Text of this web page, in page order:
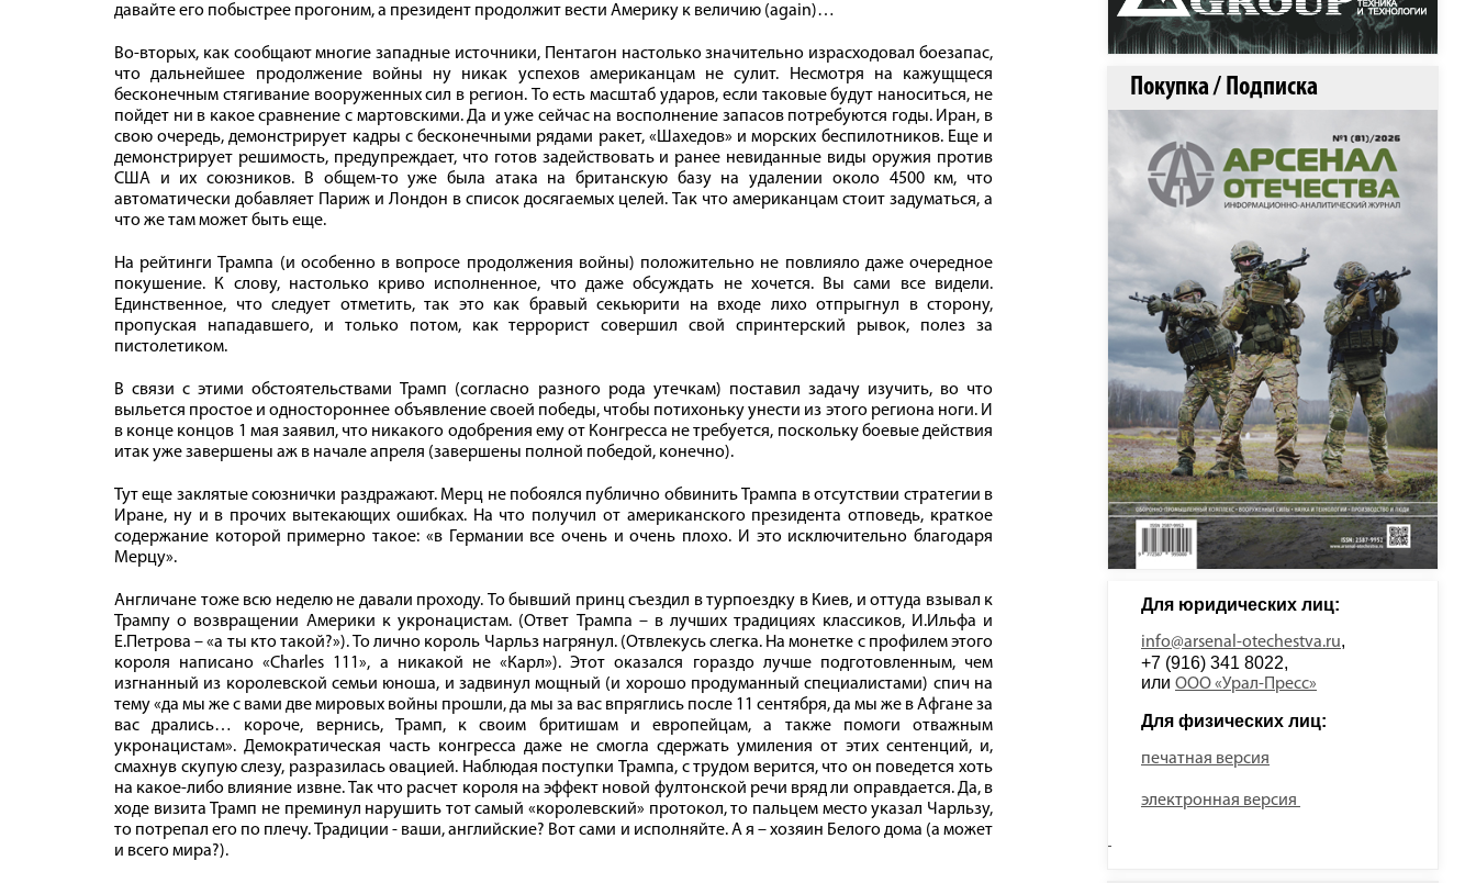
давайте его побыстрее прогоним, а президент продолжит вести Америку к величию (again)…
Во-вторых, как сообщают многие западные источники, Пентагон настолько значительно израсходовал боезапас,
что дальнейшее продолжение войны ну никак успехов американцам не сулит. Несмотря на кажущщеся
бесконечным стягивание вооруженных сил в регион. То есть масштаб ударов, если таковые будут наноситься, не
пойдет ни в какое сравнение с мартовскими. Да и уже сейчас на восполнение запасов потребуются годы. Иран, в
свою очередь, демонстрирует кадры с бесконечными рядами ракет, «Шахедов» и морских беспилотников. Еще и
демонстрирует решимость, предупреждает, что готов задействовать и ранее невиданные виды оружия против
США и их союзников. В общем-то уже была атака на британскую базу на удалении около 4500 км, что
автоматически добавляет Париж и Лондон в список досягаемых целей. Так что американцам стоит задуматься, а
что же там может быть еще.
На рейтинги Трампа (и особенно в вопросе продолжения войны) положительно не повлияло даже очередное
покушение. К слову, настолько криво исполненное, что даже обсуждать не хочется. Вы сами все видели.
Единственное, что следует отметить, так это как бравый секьюрити на входе лихо отпрыгнул в сторону,
пропуская нападавшего, и только потом, как террорист совершил свой спринтерский рывок, полез за
пистолетиком.
В связи с этими обстоятельствами Трамп (согласно разного рода утечкам) поставил задачу изучить, во что
выльется простое и одностороннее объявление своей победы, чтобы потихоньку унести из этого региона ноги. И
в конце концов 1 мая заявил, что никакого одобрения ему от Конгресса не требуется, поскольку боевые действия
итак уже завершены аж в начале апреля (завершены полной победой, конечно).
Тут еще заклятые союзнички раздражают. Мерц не побоялся публично обвинить Трампа в отсутствии стратегии в
Иране, ну и в прочих вытекающих ошибках. На что получил от американского президента отповедь, краткое
содержание которой примерно такое: «в Германии все очень и очень плохо. И это исключительно благодаря
Мерцу».
Англичане тоже всю неделю не давали проходу. То бывший принц съездил в турпоездку в Киев, и оттуда взывал к
Трампу о возвращении Америки к укронацистам. (Ответ Трампа – в лучших традициях классиков, И.Ильфа и
Е.Петрова – «а ты кто такой?»). То лично король Чарльз нагрянул. (Отвлекусь слегка. На монетке с профилем этого
короля написано «Charles 111», а никакой не «Карл»). Этот оказался гораздо лучше подготовленным, чем
изгнанный из королевской семьи юноша, и задвинул мощный (и хорошо продуманный специалистами) спич на
тему «да мы же с вами две мировых войны прошли, да мы за вас впряглись после 11 сентября, да мы же в Афгане за
вас дрались… короче, вернись, Трамп, к своим бритишам и европейцам, а также помоги отважным
укронацистам». Демократическая часть конгресса даже не смогла сдержать умиления от этих сентенций, и,
смахнув скупую слезу, разразилась овацией. Наблюдая поступки Трампа, с трудом верится, что он поведется хоть
на какое-либо влияние извне. Так что расчет короля на эффект новой фултонской речи вряд ли оправдается. Да, в
ходе визита Трамп не преминул нарушить тот самый «королевский» протокол, то пальцем место указал Чарльзу,
то потрепал его по плечу. Традиции - ваши, английские? Вот сами и исполняйте. А я – хозяин Белого дома (а может
и всего мира?).
Покупка / Подписка
Для юридических лиц:
info@arsenal-otechestva.ru,
+7 (916) 341 8022,
или ООО «Урал-Пресс»
Для физических лиц:
печатная версия
электронная версия